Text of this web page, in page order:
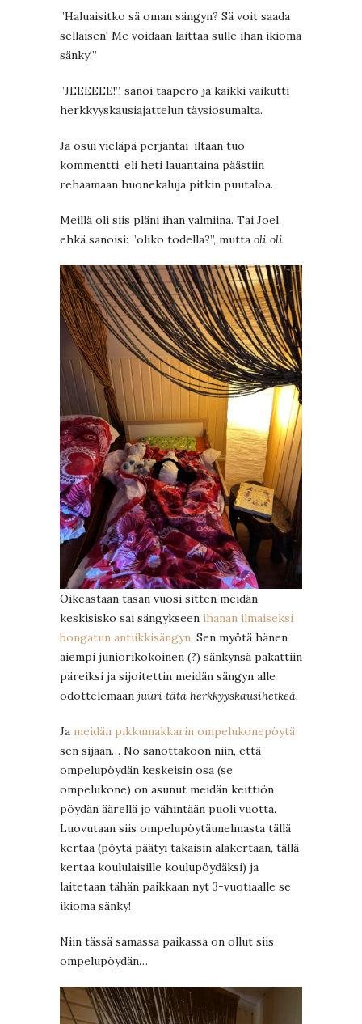
”Haluaisitko sä oman sängyn? Sä voit saada
sellaisen! Me voidaan laittaa sulle ihan ikioma
sänky!”
”JEEEEEE!”, sanoi taapero ja kaikki vaikutti
herkkyyskausiajattelun täysiosumalta.
Ja osui vieläpä perjantai-iltaan tuo
kommentti, eli heti lauantaina päästiin
rehaamaan huonekaluja pitkin puutaloa.
Meillä oli siis pläni ihan valmiina. Tai Joel
ehkä sanoisi: ”oliko todella?”, mutta oli oli.
Oikeastaan tasan vuosi sitten meidän
keskisisko sai sängykseen ihanan ilmaiseksi
bongatun antiikkisängyn. Sen myötä hänen
aiempi juniorikokoinen (?) sänkynsä pakattiin
päreiksi ja sijoitettin meidän sängyn alle
odottelemaan juuri tätä herkkyyskausihetkeä.
Ja meidän pikkumakkarin ompelukonepöytä
sen sijaan… No sanottakoon niin, että
ompelupöydän keskeisin osa (se
ompelukone) on asunut meidän keittiön
pöydän äärellä jo vähintään puoli vuotta.
Luovutaan siis ompelupöytäunelmasta tällä
kertaa (pöytä päätyi takaisin alakertaan, tällä
kertaa koululaisille koulupöydäksi) ja
laitetaan tähän paikkaan nyt 3-vuotiaalle se
ikioma sänky!
Niin tässä samassa paikassa on ollut siis
ompelupöydän…